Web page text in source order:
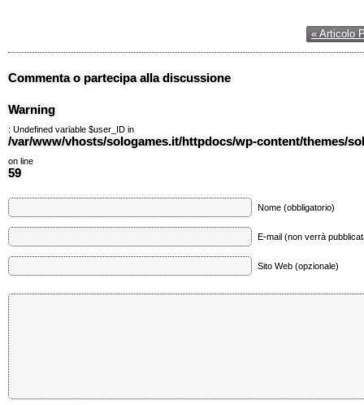
« Articolo
Commenta o partecipa alla discussione
Warning
: Undefined variable $user_ID in
/var/www/vhosts/sologames.it/httpdocs/wp-content/themes/
on line
59
Nome (obbligatorio)
E-mail (non verrà
Sito Web (opzionale)